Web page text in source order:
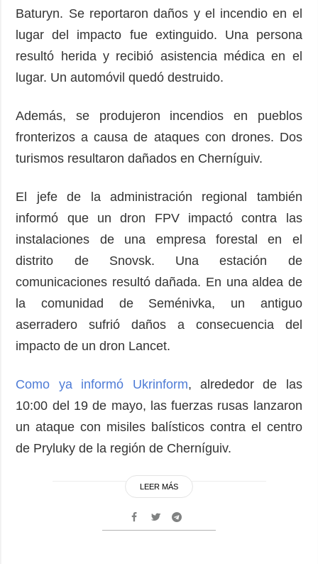
Baturyn. Se reportaron daños y el incendio en el
lugar del impacto fue extinguido. Una persona
resultó herida y recibió asistencia médica en el
lugar. Un automóvil quedó destruido.
Además, se produjeron incendios en pueblos
fronterizos a causa de ataques con drones. Dos
turismos resultaron dañados en Cherníguiv.
El jefe de la administración regional también
informó que un dron FPV impactó contra las
instalaciones de una empresa forestal en el
distrito de Snovsk. Una estación de
comunicaciones resultó dañada. En una aldea de
la comunidad de Seménivka, un antiguo
aserradero sufrió daños a consecuencia del
impacto de un dron Lancet.
Como ya informó Ukrinform, alrededor de las
10:00 del 19 de mayo, las fuerzas rusas lanzaron
un ataque con misiles balísticos contra el centro
de Pryluky de la región de Cherníguiv.
LEER MÁS